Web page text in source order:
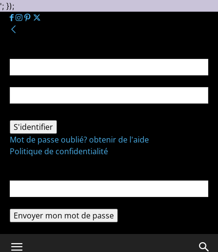
'; });
Mot de passe oublié? obtenir de l'aide
Politique de confidentialité